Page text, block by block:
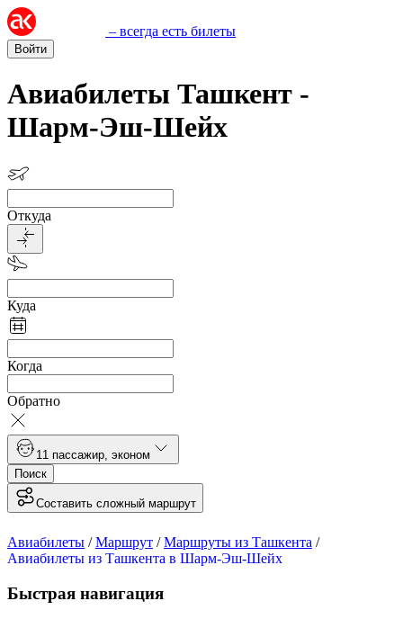
– всегда есть билеты
Войти
Авиабилеты Ташкент -
Шарм-Эш-Шейх
Откуда
Куда
Когда
Обратно
1 1 пассажир эконом
Поиск
Составить сложный маршрут
Авиабилеты /Маршрут /Маршруты из Ташкента /
Авиабилеты из Ташкента в Шарм-Эш-Шейх
Быстрая навигация